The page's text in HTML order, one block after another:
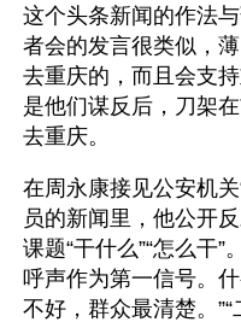
这个头条新闻的作法
者会的发言很类似，
去重庆的，而且会支
是他们谋反后，刀架
去重庆。
在周永康接见公安机
员的新闻里，他公开
课题“干什么”“怎么干
呼声作为第一信号。
不好，群众最清楚。